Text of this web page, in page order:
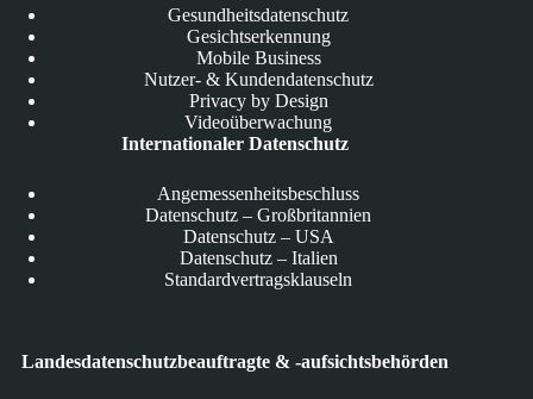
Gesundheitsdatenschutz
Gesichtserkennung
Mobile Business
Nutzer- & Kundendatenschutz
Privacy by Design
Videoüberwachung
Internationaler Datenschutz
Angemessenheitsbeschluss
Datenschutz – Großbritannien
Datenschutz – USA
Datenschutz – Italien
Standardvertragsklauseln
Landesdatenschutzbeauftragte & -aufsichtsbehörden